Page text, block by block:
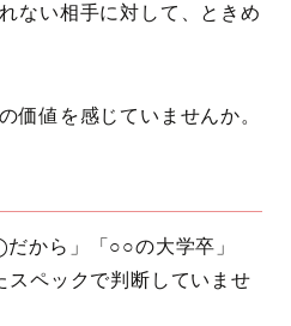
ない相手に対して、ときめ
価値を感じていませんか。
から」「○○の大学卒」
ペックで判断していませ